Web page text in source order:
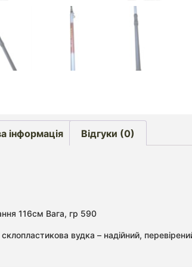
інформація Відгуки (0)
116см Вага, гр 590
вудка – надійний,